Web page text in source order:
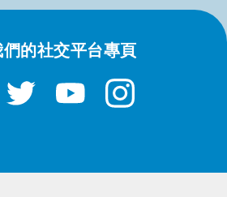
遊戲
的社交平台專頁